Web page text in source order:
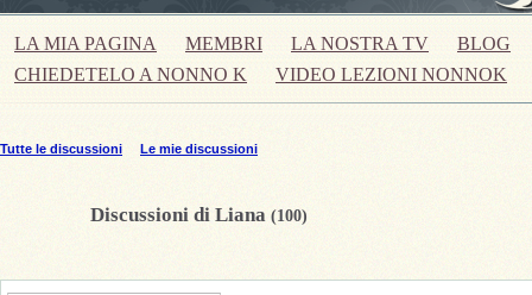
LA MIA PAGINA MEMBRI LA NOSTRA TV
BLOG
CHIEDETELO A NONNO K
VIDEO LEZIONI NONNOK
Tutte le discussioni Le mie discussioni
Discussioni di Liana (100)